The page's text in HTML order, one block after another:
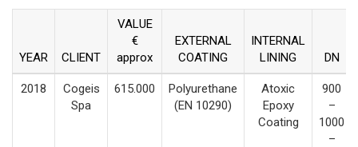
YEAR CLIENT
VALUE
€
approx
EXTERNAL
COATING
INTERNAL
LINING
DN
2018
Cogeis
Spa
615.000
Polyurethane
(EN 10290)
Atoxic
Epoxy
Coating
900
–
1000
–